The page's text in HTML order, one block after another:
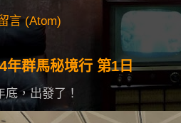
言 (Atom)
年群馬秘境行 第1日
底，出發了！